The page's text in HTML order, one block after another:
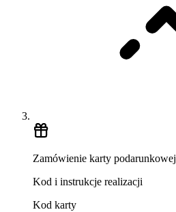
Zamówienie karty podarunkowej
Kod i instrukcje realizacji
Kod karty